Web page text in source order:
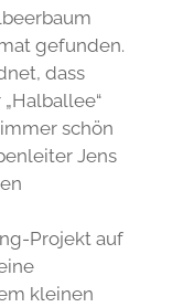
gefunden.
dass
schön
Jens
Projekt auf
kleinen